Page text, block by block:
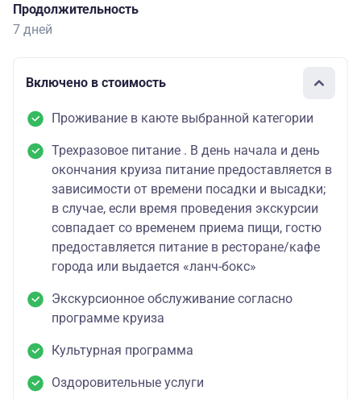
Продолжительность
7 дней
Включено в стоимость
Проживание в каюте выбранной категории
Трехразовое питание . В день начала и день
окончания круиза питание предоставляется в
зависимости от времени посадки и высадки;
в случае, если время проведения экскурсии
совпадает со временем приема пищи, гостю
предоставляется питание в ресторане/кафе
города или выдается «ланч-бокс»
Экскурсионное обслуживание согласно
программе круиза
Культурная программа
Оздоровительные услуги